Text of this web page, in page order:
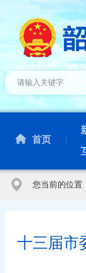
首页
您当前的位置
十三届市